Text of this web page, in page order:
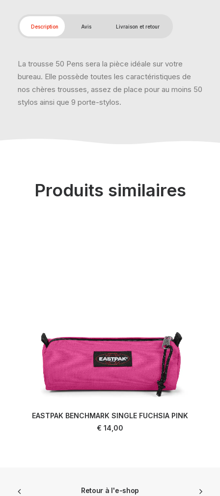
Description Avis Livraison et retour
La trousse 50 Pens sera la pièce idéale sur votre
bureau. Elle possède toutes les caractéristiques de
nos chères trousses, assez de place pour au moins 50
stylos ainsi que 9 porte-stylos.
Produits similaires
EASTPAK BENCHMARK SINGLE FUCHSIA PINK
€ 14,00
Retour à l'e-shop